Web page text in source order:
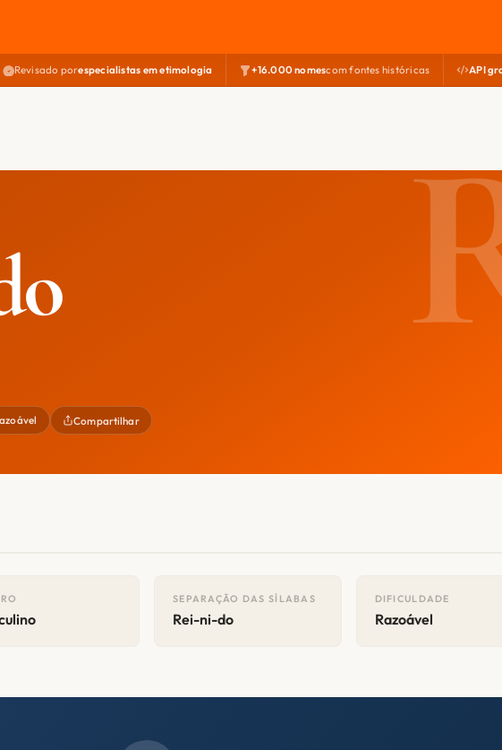
Revisado porespecialistas em etimologia +16.000 nomescom fontes históricas API
Compartilhar
SEPARAÇÃO DAS SÍLABAS
Rei-ni-do
DIFICULDADE
Razoável